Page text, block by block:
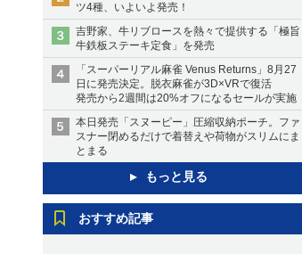
ツ4種、いよいよ発売！
吉野家、牛リブロースを熱々で提供する「極旨
牛鉄板ステーキ定食」を発売
「スーパーリアル麻雀 Venus Returns」8月27
日に発売決定。脱衣麻雀が3D×VRで復活
発売から2週間は20%オフになるセールが実施
本日発売「スヌーピー」圧縮収納ポーチ。ファ
スナー閉めるだけで着替えや荷物がスリムにま
とまる
もっと見る
おすすめ記事